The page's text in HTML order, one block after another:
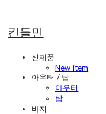
킨들민
신제품
New item
아우터 / 탑
아우터
탑
바지